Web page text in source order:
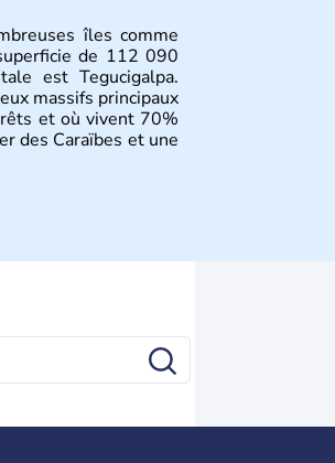
îles comme
de 112 090
est Tegucigalpa.
massifs principaux
et où vivent 70%
des Caraïbes et une